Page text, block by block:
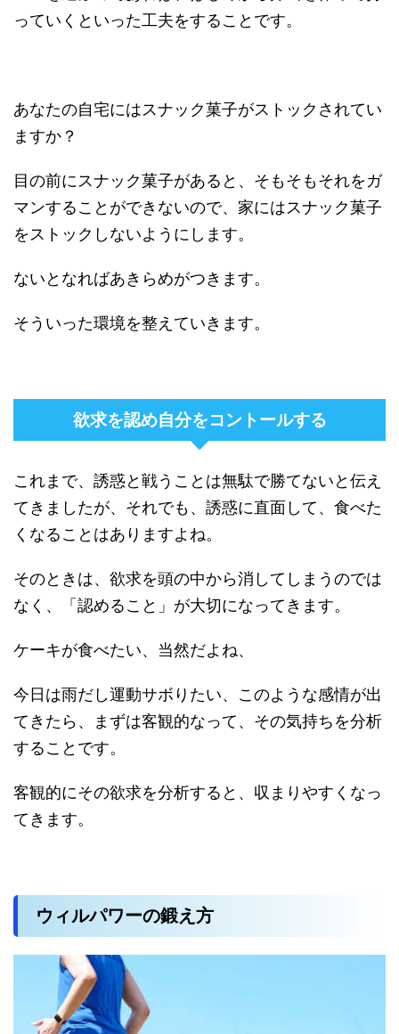
っていくといった工夫をすることです。
あなたの自宅にはスナック菓子がストックされてい
ますか？
目の前にスナック菓子があると、そもそもそれをガ
マンすることができないので、家にはスナック菓子
をストックしないようにします。
ないとなればあきらめがつきます。
そういった環境を整えていきます。
欲求を認め自分をコントールする
これまで、誘惑と戦うことは無駄で勝てないと伝え
てきましたが、それでも、誘惑に直面して、食べた
くなることはありますよね。
そのときは、欲求を頭の中から消してしまうのでは
なく、「認めること」が大切になってきます。
ケーキが食べたい、当然だよね、
今日は雨だし運動サボりたい、このような感情が出
てきたら、まずは客観的なって、その気持ちを分析
することです。
客観的にその欲求を分析すると、収まりやすくなっ
てきます。
ウィルパワーの鍛え方